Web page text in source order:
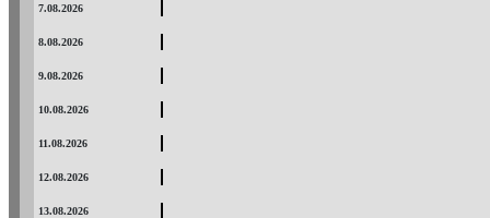
7.08.2026
8.08.2026
9.08.2026
10.08.2026
11.08.2026
12.08.2026
13.08.2026